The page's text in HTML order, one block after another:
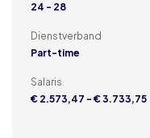
24 - 28
Dienstverband
Part-time
Salaris
€ 2.573,47 - € 3.733,75